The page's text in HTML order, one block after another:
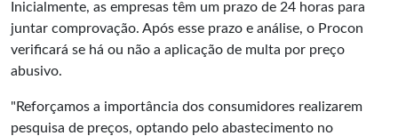
Inicialmente, as empresas têm um prazo de 24 horas para
juntar comprovação. Após esse prazo e análise, o Procon
verificará se há ou não a aplicação de multa por preço
abusivo.
"Reforçamos a importância dos consumidores realizarem
pesquisa de preços, optando pelo abastecimento no